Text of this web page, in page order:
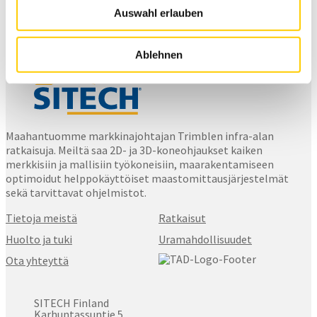
Auswahl erlauben
Ablehnen
Maahantuomme markkinajohtajan Trimblen infra-alan
ratkaisuja. Meiltä saa 2D- ja 3D-koneohjaukset kaiken
merkkisiin ja mallisiin työkoneisiin, maarakentamiseen
optimoidut helppokäyttöiset maastomittausjärjestelmät
sekä tarvittavat ohjelmistot.
Tietoja meistä
Ratkaisut
Huolto ja tuki
Uramahdollisuudet
Ota yhteyttä
SITECH Finland
Karhuntassuntie 5